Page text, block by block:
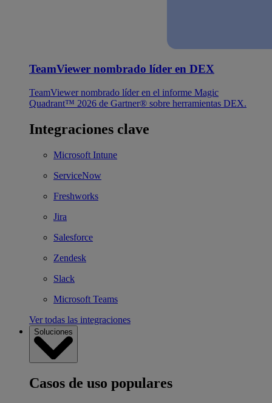
TeamViewer nombrado líder en DEX
TeamViewer nombrado líder en el informe Magic
Quadrant™ 2026 de Gartner® sobre herramientas DEX.
Integraciones clave
Microsoft Intune
ServiceNow
Freshworks
Jira
Salesforce
Zendesk
Slack
Microsoft Teams
Ver todas las integraciones
Soluciones
Casos de uso populares